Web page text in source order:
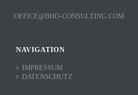
OFFICE@BHO-CONSULTING.COM
NAVIGATION
IMPRESSUM
DATENSCHUTZ